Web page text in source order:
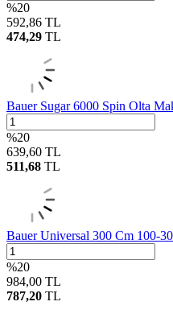
%20
592,86 TL
474,29 TL
Bauer Sugar 6000 Spin Olta
%20
639,60 TL
511,68 TL
Bauer Universal 300 Cm 100-
%20
984,00 TL
787,20 TL